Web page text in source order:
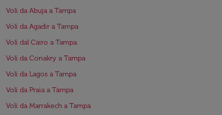
Voli da Abuja a Tampa
Voli da Agadir a Tampa
Voli dal Cairo a Tampa
Voli da Conakry a Tampa
Voli da Lagos a Tampa
Voli da Praia a Tampa
Voli da Marrakech a Tampa